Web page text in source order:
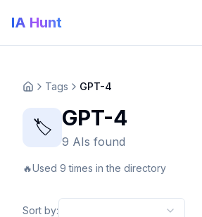
IA Hunt
Tags GPT-4
🏷️ GPT-4
9 AIs found
🔥Used 9 times in the directory
Sort by: